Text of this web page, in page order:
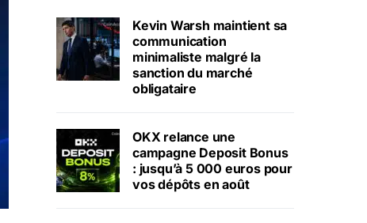
Kevin Warsh maintient sa
communication
minimaliste malgré la
sanction du marché
obligataire
OKX relance une
campagne Deposit Bonus
: jusqu’à 5 000 euros pour
vos dépôts en août